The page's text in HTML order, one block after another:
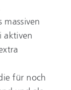
aktiven
für noch